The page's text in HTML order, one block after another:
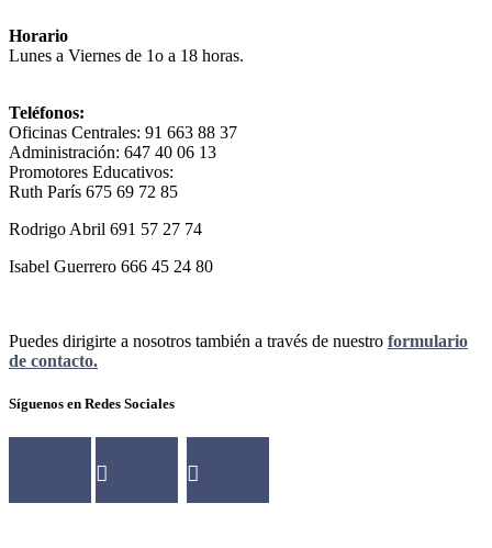
Horario
Lunes a Viernes de 1o a 18 horas.
Teléfonos:
Oficinas Centrales: 91 663 88 37
Administración: 647 40 06 13
Promotores Educativos:
Ruth París 675 69 72 85
Rodrigo Abril 691 57 27 74
Isabel Guerrero 666 45 24 80
Puedes dirigirte a nosotros también a través de nuestro formulario
de contacto.
Síguenos en Redes Sociales